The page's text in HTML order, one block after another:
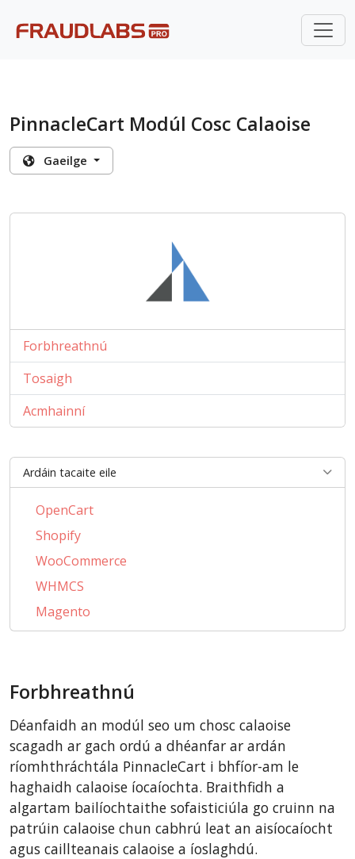
PinnacleCart Modúl Cosc Calaoise
Gaeilge
Forbhreathnú
Tosaigh
Acmhainní
Ardáin tacaite eile
OpenCart
Shopify
WooCommerce
WHMCS
Magento
PrestaShop
AbanteCart
CubeCart
LiteCart
ZenCart
PinnacleCart
FoxyCart
Forbhreathnú
Déanfaidh an modúl seo um chosc calaoise
scagadh ar gach ordú a dhéanfar ar ardán
ríomhthráchtála PinnacleCart i bhfíor-am le
haghaidh calaoise íocaíochta. Braithfidh a
algartam bailíochtaithe sofaisticiúla go cruinn na
patrúin calaoise chun cabhrú leat an aisíocaíocht
agus caillteanais calaoise a íoslaghdú.